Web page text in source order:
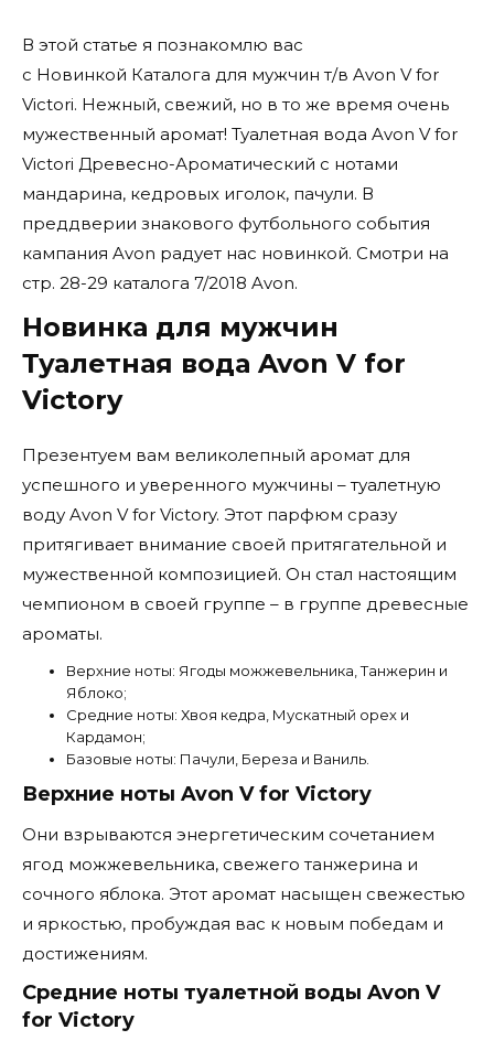
В этой статье я познакомлю вас
с Новинкой Каталога для мужчин т/в Avon V for
Victori. Нежный, свежий, но в то же время очень
мужественный аромат! Туалетная вода Avon V for
Victori Древесно-Ароматический с нотами
мандарина, кедровых иголок, пачули. В
преддверии знакового футбольного события
кампания Avon радует нас новинкой. Смотри на
стр. 28-29 каталога 7/2018 Avon.
Новинка для мужчин
Туалетная вода Avon V for
Victory
Презентуем вам великолепный аромат для
успешного и уверенного мужчины – туалетную
воду Avon V for Victory. Этот парфюм сразу
притягивает внимание своей притягательной и
мужественной композицией. Он стал настоящим
чемпионом в своей группе – в группе древесные
ароматы.
Верхние ноты: Ягоды можжевельника, Танжерин и
Яблоко;
Средние ноты: Хвоя кедра, Мускатный орех и
Кардамон;
Базовые ноты: Пачули, Береза и Ваниль.
Верхние ноты Avon V for Victory
Они взрываются энергетическим сочетанием
ягод можжевельника, свежего танжерина и
сочного яблока. Этот аромат насыщен свежестью
и яркостью, пробуждая вас к новым победам и
достижениям.
Средние ноты туалетной воды Avon V
for Victory